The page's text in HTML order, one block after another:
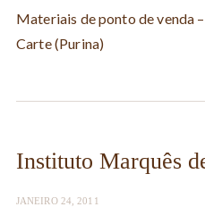
Materiais de ponto de venda
Carte (Purina)
Instituto Marquês
JANEIRO 24, 2011